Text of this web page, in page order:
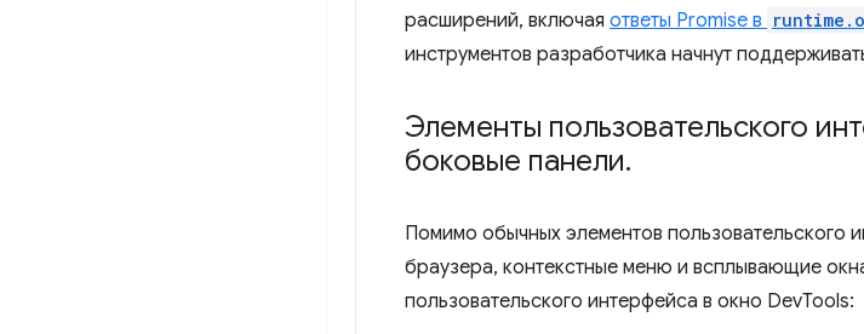
расширений, включая ответы Promise в
инструментов разработчика начнут
Элементы пользовательского
боковые панели.
Помимо обычных элементов пользовательского
браузера, контекстные меню и всплывающие
пользовательского интерфейса в окно DevTools: